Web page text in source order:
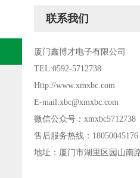
联系我们
厦门鑫博才电子有限公司
TEL:0592-5712738
Http://www.xmxbc.com
E-mail:xbc@xmxbc.com
微信公众号：xmxbc5712738
售后服务热线：18050045176
地址：厦门市湖里区园山南